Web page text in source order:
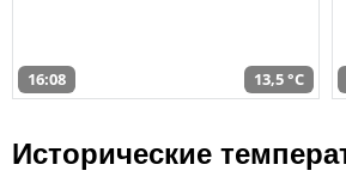
16:08 13,5 °C
Исторические